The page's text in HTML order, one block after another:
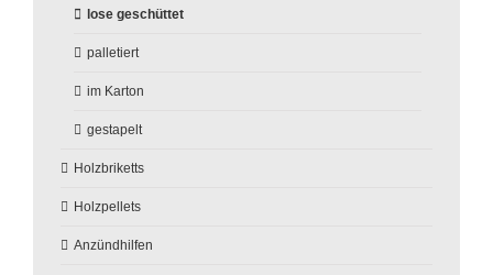
lose geschüttet
palletiert
im Karton
gestapelt
Holzbriketts
Holzpellets
Anzündhilfen